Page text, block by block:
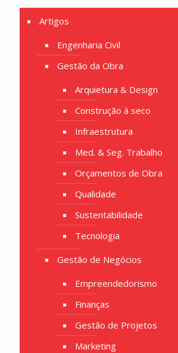
Artigos
Engenharia Civil
Gestão da Obra
Arquietura & Design
Construção à seco
Infraestrutura
Med. & Seg. Trabalho
Orçamentos de Obra
Qualidade
Sustentabilidade
Tecnologia
Gestão de Negócios
Empreendedorismo
Finanças
Gestão de Projetos
Marketing